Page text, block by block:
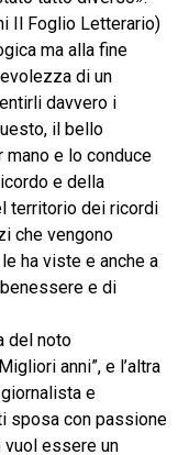
Il Foglio Letterario)
ma alla fine
di un
davvero i
il bello
e lo conduce
e della
territorio dei ricordi
che vengono
ha viste e anche a
benessere e di
del noto
anni”, e l’altra
e
sposa con passione
vuol essere un